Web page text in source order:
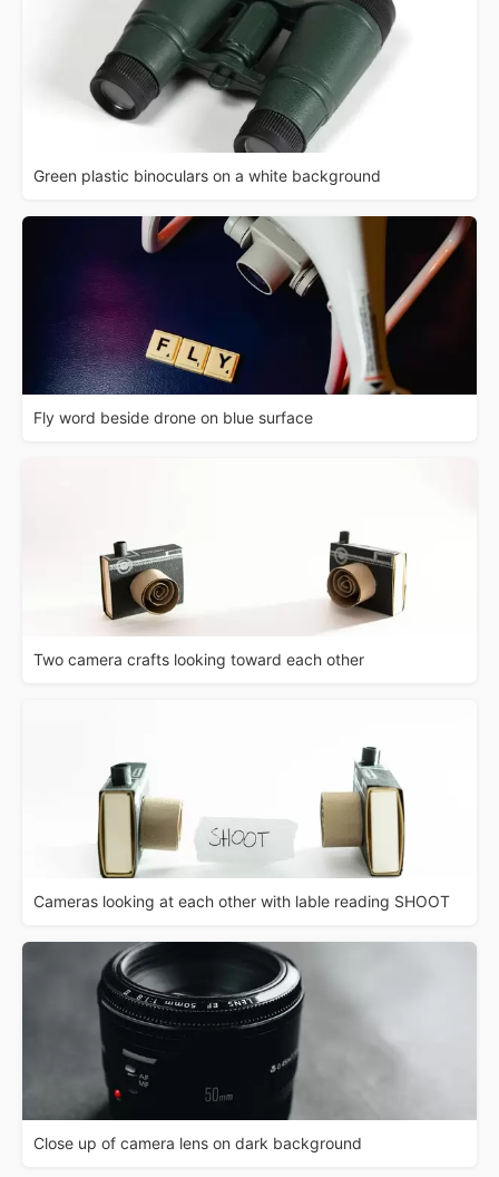
Green plastic binoculars on a white background
Fly word beside drone on blue surface
Two camera crafts looking toward each other
Cameras looking at each other with lable reading SHOOT
Close up of camera lens on dark background